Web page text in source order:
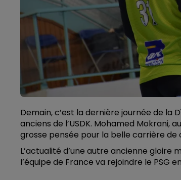
Demain, c’est la dernière journée de la
anciens de l’USDK. Mohamed Mokrani,
grosse pensée pour la belle carrière de
L’actualité d’une autre ancienne gloire
l’équipe de France va rejoindre le PSG